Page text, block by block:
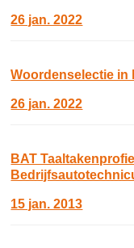
26 jan. 2022
Woordenselectie in
26 jan. 2022
BAT
15 jan. 2013